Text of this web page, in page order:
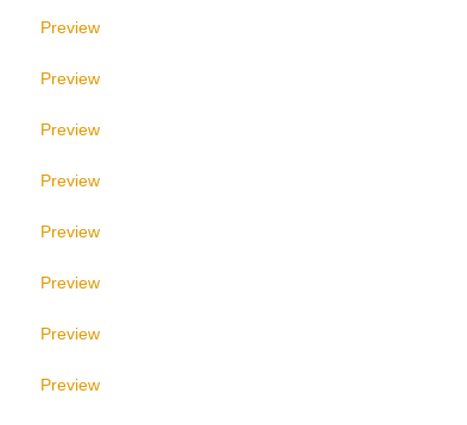
Preview
Preview
Preview
Preview
Preview
Preview
Preview
Preview